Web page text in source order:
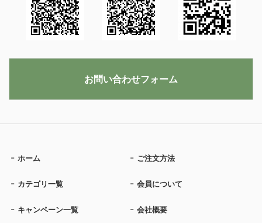
ホーム ご注文方法
カテゴリ一覧 会員について
キャンペーン一覧 会社概要
お問い合わせフォーム